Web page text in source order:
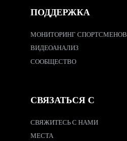
ПОДДЕРЖКА
МОНИТОРИНГ СПОРТСМЕНОВ
ВИДЕОАНАЛИЗ
СООБЩЕСТВО
СВЯЗАТЬСЯ С
СВЯЖИТЕСЬ С НАМИ
МЕСТА